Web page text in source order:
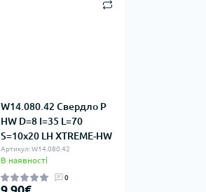
W14.080.42 Свердло P
HW D=8 I=35 L=70
S=10x20 LH XTREME-HW
Артикул: W14.080.42
В наявності
0
9.90€